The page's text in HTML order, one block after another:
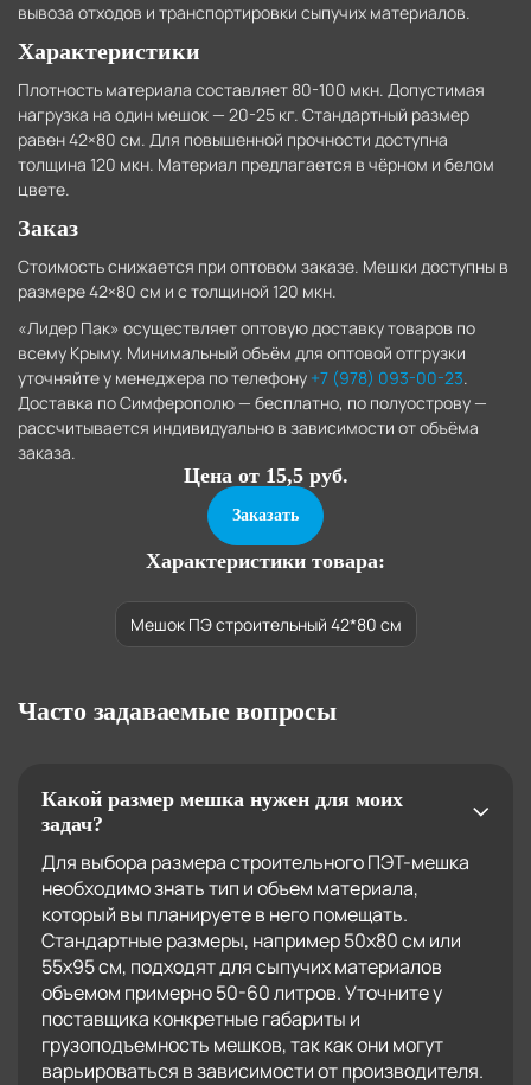
вывоза отходов и транспортировки сыпучих материалов.
Характеристики
Плотность материала составляет 80-100 мкн. Допустимая
нагрузка на один мешок — 20-25 кг. Стандартный размер
равен 42×80 см. Для повышенной прочности доступна
толщина 120 мкн. Материал предлагается в чёрном и белом
цвете.
Заказ
Стоимость снижается при оптовом заказе. Мешки доступны в
размере 42×80 см и с толщиной 120 мкн.
«Лидер Пак» осуществляет оптовую доставку товаров по
всему Крыму. Минимальный объём для оптовой отгрузки
уточняйте у менеджера по телефону +7 (978) 093-00-23.
Доставка по Симферополю — бесплатно, по полуострову —
рассчитывается индивидуально в зависимости от объёма
заказа.
Цена от 15,5 руб.
Заказать
Характеристики товара:
Мешок ПЭ строительный 42*80 см
Часто задаваемые вопросы
Какой размер мешка нужен для моих
задач?
Для выбора размера строительного ПЭТ-мешка
необходимо знать тип и объем материала,
который вы планируете в него помещать.
Стандартные размеры, например 50х80 см или
55х95 см, подходят для сыпучих материалов
объемом примерно 50-60 литров. Уточните у
поставщика конкретные габариты и
грузоподъемность мешков, так как они могут
варьироваться в зависимости от производителя.